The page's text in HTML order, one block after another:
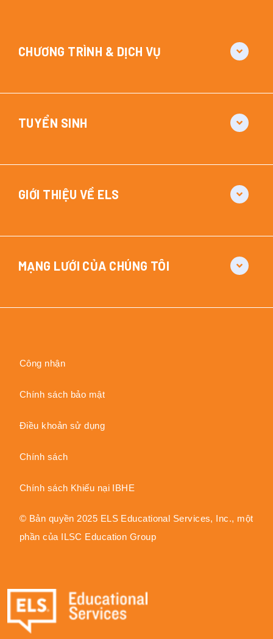
CHƯƠNG TRÌNH & DỊCH VỤ
TUYỂN SINH
GIỚI THIỆU VỀ ELS
MẠNG LƯỚI CỦA CHÚNG TÔI
Công nhận
Chính sách bảo mật
Điều khoản sử dụng
Chính sách
Chính sách Khiếu nại IBHE
© Bản quyền 2025 ELS Educational Services, Inc., một
phần của ILSC Education Group